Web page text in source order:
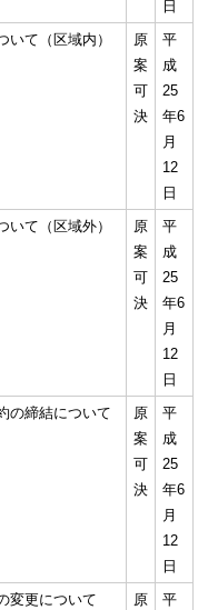
日
て（区域内）
原
案
可
決
平
成
25
年6
月
12
日
て（区域外）
原
案
可
決
平
成
25
年6
月
12
日
の締結について
原
案
可
決
平
成
25
年6
月
12
日
変更について 原 平